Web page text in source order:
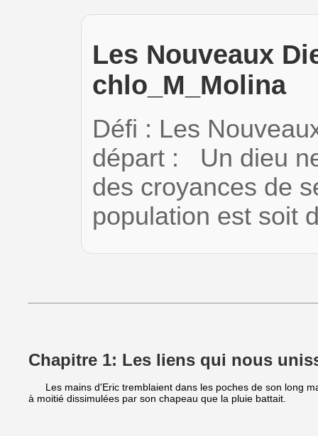
Les Nouveaux
chlo_M_Molina
Défi : Les
départ : Un dieu
des croyances de
population est soit
Chapitre 1: Les liens qui nous
Les mains d'Eric tremblaient dans les poches de son long
à moitié dissimulées par son chapeau que la pluie battait.